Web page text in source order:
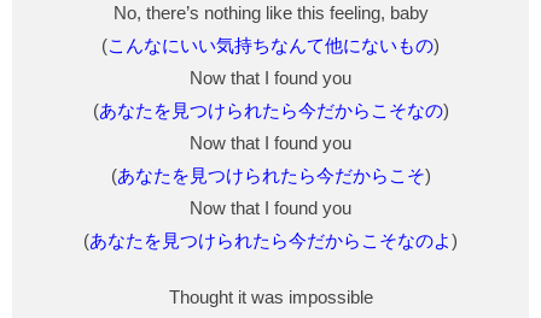
No, there’s nothing like this feeling, baby
(こんなにいい気持ちなんて他にないもの)
Now that I found you
(あなたを見つけられたら今だからこそなの)
Now that I found you
(あなたを見つけられたら今だからこそ)
Now that I found you
(あなたを見つけられたら今だからこそなのよ)
Thought it was impossible